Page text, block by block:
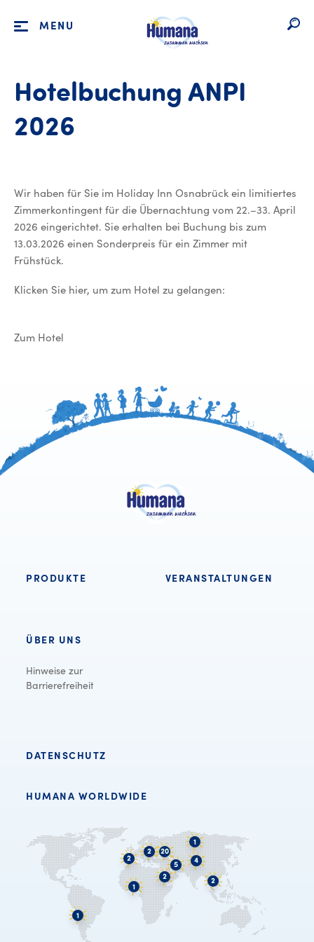
MENU
Hotelbuchung ANPI
2026
Wir haben für Sie im Holiday Inn Osnabrück ein limitiertes
Zimmerkontingent für die Übernachtung vom 22.–33. April
2026 eingerichtet. Sie erhalten bei Buchung bis zum
13.03.2026 einen Sonderpreis für ein Zimmer mit
Frühstück.
Klicken Sie hier, um zum Hotel zu gelangen:
Zum Hotel
PRODUKTE VERANSTALTUNGEN
ÜBER UNS
Hinweise zur
Barrierefreiheit
DATENSCHUTZ
HUMANA WORLDWIDE